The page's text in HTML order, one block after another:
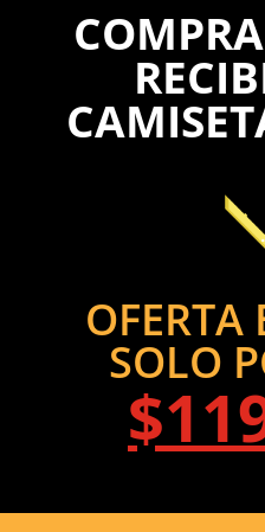
OFERTA
SOLO